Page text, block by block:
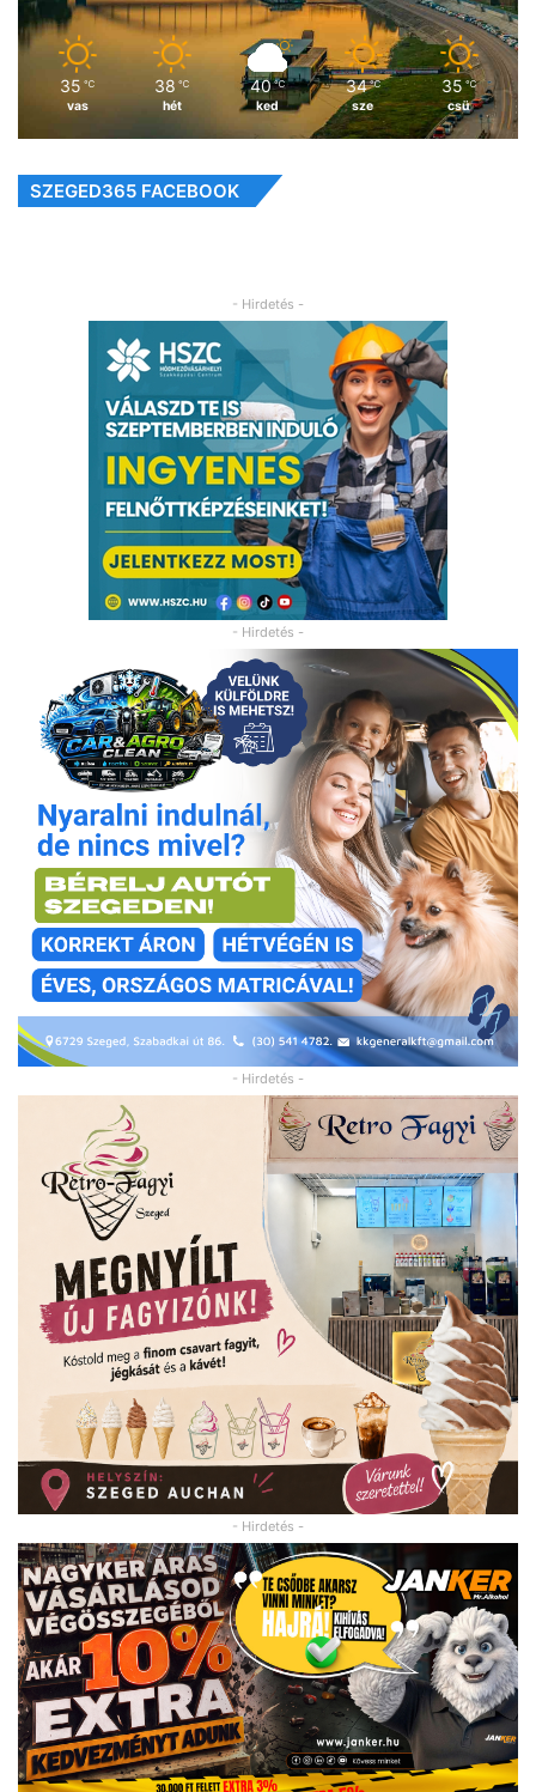
35 ℃
vas
38 ℃
hét
40 ℃
ked
34 ℃
sze
35 ℃
csü
SZEGED365 FACEBOOK
- Hirdetés -
- Hirdetés -
- Hirdetés -
- Hirdetés -